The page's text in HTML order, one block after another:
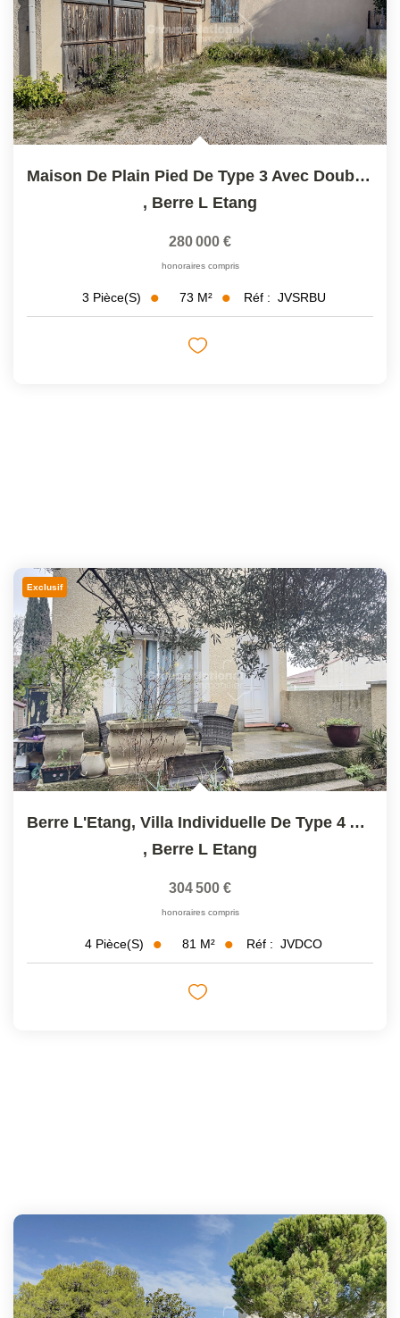
Maison De Plain Pied De Type 3 Avec Double Garage Et...
, Berre L Etang
280 000 €
honoraires compris
3 Pièce(s) 73 M² Réf : JVSRBU
Exclusif
Berre L'Etang, Villa Individuelle De Type 4 Avec Jardin...
, Berre L Etang
304 500 €
honoraires compris
4 Pièce(s) 81 M² Réf : JVDCO